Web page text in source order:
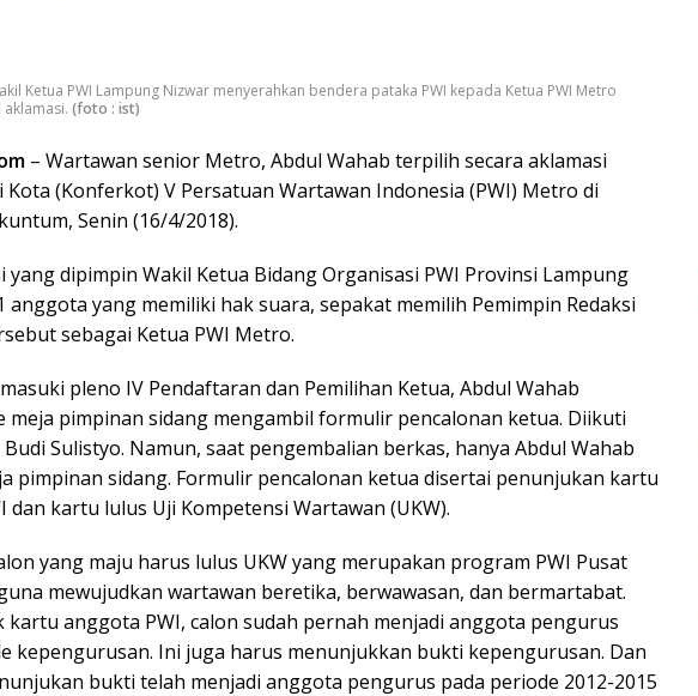
Ketua PWI Lampung Nizwar menyerahkan bendera pataka PWI kepada Ketua PWI Metro
(foto : ist)
– Wartawan senior Metro, Abdul Wahab terpilih secara aklamasi
Kota (Konferkot) V Persatuan Wartawan Indonesia (PWI) Metro di
Senin (16/4/2018).
yang dipimpin Wakil Ketua Bidang Organisasi PWI Provinsi Lampung
anggota yang memiliki hak suara, sepakat memilih Pemimpin Redaksi
sebagai Ketua PWI Metro.
pleno IV Pendaftaran dan Pemilihan Ketua, Abdul Wahab
meja pimpinan sidang mengambil formulir pencalonan ketua. Diikuti
Sulistyo. Namun, saat pengembalian berkas, hanya Abdul Wahab
pimpinan sidang. Formulir pencalonan ketua disertai penunjukan kartu
dan kartu lulus Uji Kompetensi Wartawan (UKW).
yang maju harus lulus UKW yang merupakan program PWI Pusat
mewujudkan wartawan beretika, berwawasan, dan bermartabat.
kartu anggota PWI, calon sudah pernah menjadi anggota pengurus
kepengurusan. Ini juga harus menunjukkan bukti kepengurusan. Dan
bukti telah menjadi anggota pengurus pada periode 2012-2015